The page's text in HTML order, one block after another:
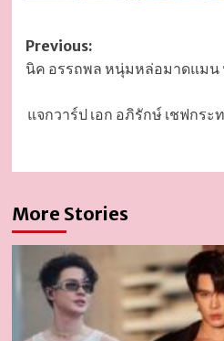
Post
navigation
Previous:
นิค อรรถพล หนุ่มหล่อมาดแมน
แจกวาร์ป เอก อภิรักษ์ เชฟกร
More Stories